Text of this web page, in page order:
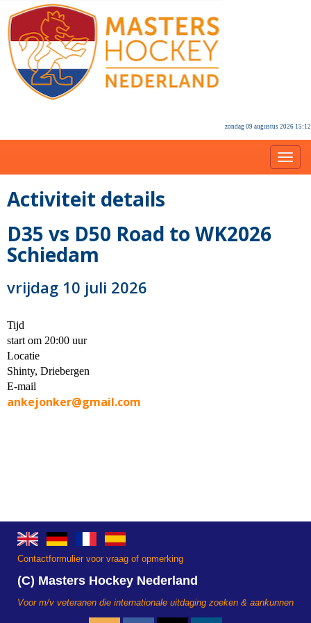
zondag 09 augustus 2026 15:12
Activiteit details
D35 vs D50 Road to WK2026
Schiedam
vrijdag 10 juli 2026
Tijd
start om 20:00 uur
Locatie
Shinty, Driebergen
E-mail
reknojekna@gmail.com
Contactformulier voor vraag of opmerking
(C) Masters Hockey Nederland
Voor m/v veteranen die internationale uitdaging zoeken & aankunnen